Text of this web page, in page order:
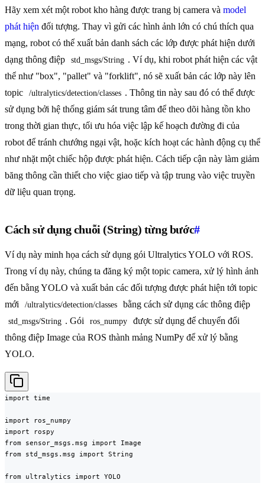
Hãy xem xét một robot kho hàng được trang bị camera và model
phát hiện đối tượng. Thay vì gửi các hình ảnh lớn có chú thích qua
mạng, robot có thể xuất bản danh sách các lớp được phát hiện dưới
dạng thông điệp
std_msgs/String . Ví dụ, khi robot phát hiện các vật
thể như "box", "pallet" và "forklift", nó sẽ xuất bản các lớp này lên
topic
/ultralytics/detection/classes . Thông tin này sau đó có thể được
sử dụng bởi hệ thống giám sát trung tâm để theo dõi hàng tồn kho
trong thời gian thực, tối ưu hóa việc lập kế hoạch đường đi của
robot để tránh chướng ngại vật, hoặc kích hoạt các hành động cụ thể
như nhặt một chiếc hộp được phát hiện. Cách tiếp cận này làm giảm
băng thông cần thiết cho việc giao tiếp và tập trung vào việc truyền
dữ liệu quan trọng.
Cách sử dụng chuỗi (String) từng bước#
Ví dụ này minh họa cách sử dụng gói Ultralytics YOLO với ROS.
Trong ví dụ này, chúng ta đăng ký một topic camera, xử lý hình ảnh
đến bằng YOLO và xuất bản các đối tượng được phát hiện tới topic
mới
/ultralytics/detection/classes bằng cách sử dụng các thông điệp
std_msgs/String . Gói ros_numpy
được sử dụng để chuyển đổi
thông điệp Image của ROS thành mảng NumPy để xử lý bằng
YOLO.
import time
import ros_numpy
import rospy
from sensor_msgs.msg import Image
from std_msgs.msg import String
from ultralytics import YOLO